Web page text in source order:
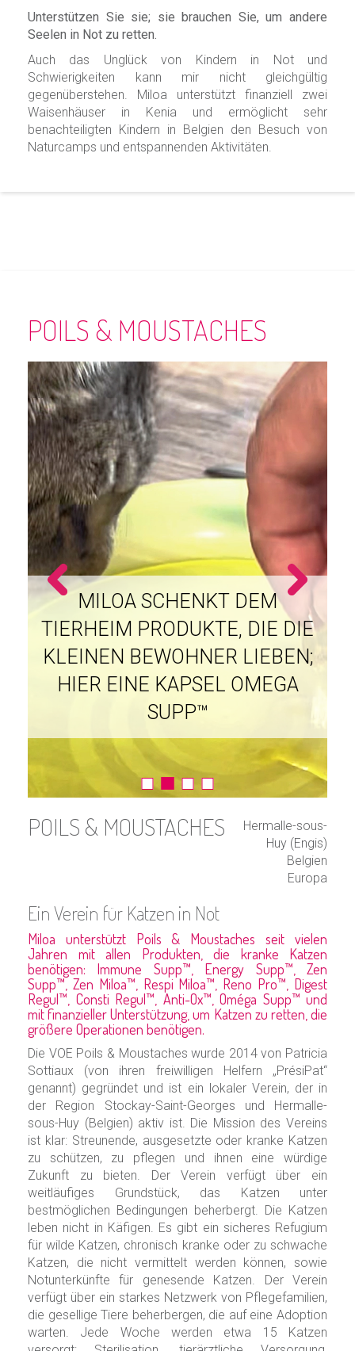
Unterstützen Sie sie; sie brauchen Sie, um andere
Seelen in Not zu retten.
Auch das Unglück von Kindern in Not und
Schwierigkeiten kann mir nicht gleichgültig
gegenüberstehen. Miloa unterstützt finanziell zwei
Waisenhäuser in Kenia und ermöglicht sehr
benachteiligten Kindern in Belgien den Besuch von
Naturcamps und entspannenden Aktivitäten.
POILS & MOUSTACHES
ES IST ZEIT FÜR EINE
LECKERE MAHLZEIT IM
FREIEN FÜR DIE VIELEN
PELZIGEN FREUNDE IM
TIERHEIM…
POILS & MOUSTACHES
Hermalle-sous-
Huy (Engis)
Belgien
Europa
Ein Verein für Katzen in Not
Miloa unterstützt Poils & Moustaches seit vielen
Jahren mit allen Produkten, die kranke Katzen
benötigen: Immune Supp™, Energy Supp™, Zen
Supp™, Zen Miloa™, Respi Miloa™, Reno Pro™, Digest
Regul™, Consti Regul™, Anti-Ox™, Oméga Supp™ und
mit finanzieller Unterstützung, um Katzen zu retten, die
größere Operationen benötigen.
Die VOE Poils & Moustaches wurde 2014 von Patricia
Sottiaux (von ihren freiwilligen Helfern „PrésiPat“
genannt) gegründet und ist ein lokaler Verein, der in
der Region Stockay-Saint-Georges und Hermalle-
sous-Huy (Belgien) aktiv ist. Die Mission des Vereins
ist klar: Streunende, ausgesetzte oder kranke Katzen
zu schützen, zu pflegen und ihnen eine würdige
Zukunft zu bieten. Der Verein verfügt über ein
weitläufiges Grundstück, das Katzen unter
bestmöglichen Bedingungen beherbergt. Die Katzen
leben nicht in Käfigen. Es gibt ein sicheres Refugium
für wilde Katzen, chronisch kranke oder zu schwache
Katzen, die nicht vermittelt werden können, sowie
Notunterkünfte für genesende Katzen. Der Verein
verfügt über ein starkes Netzwerk von Pflegefamilien,
die gesellige Tiere beherbergen, die auf eine Adoption
warten. Jede Woche werden etwa 15 Katzen